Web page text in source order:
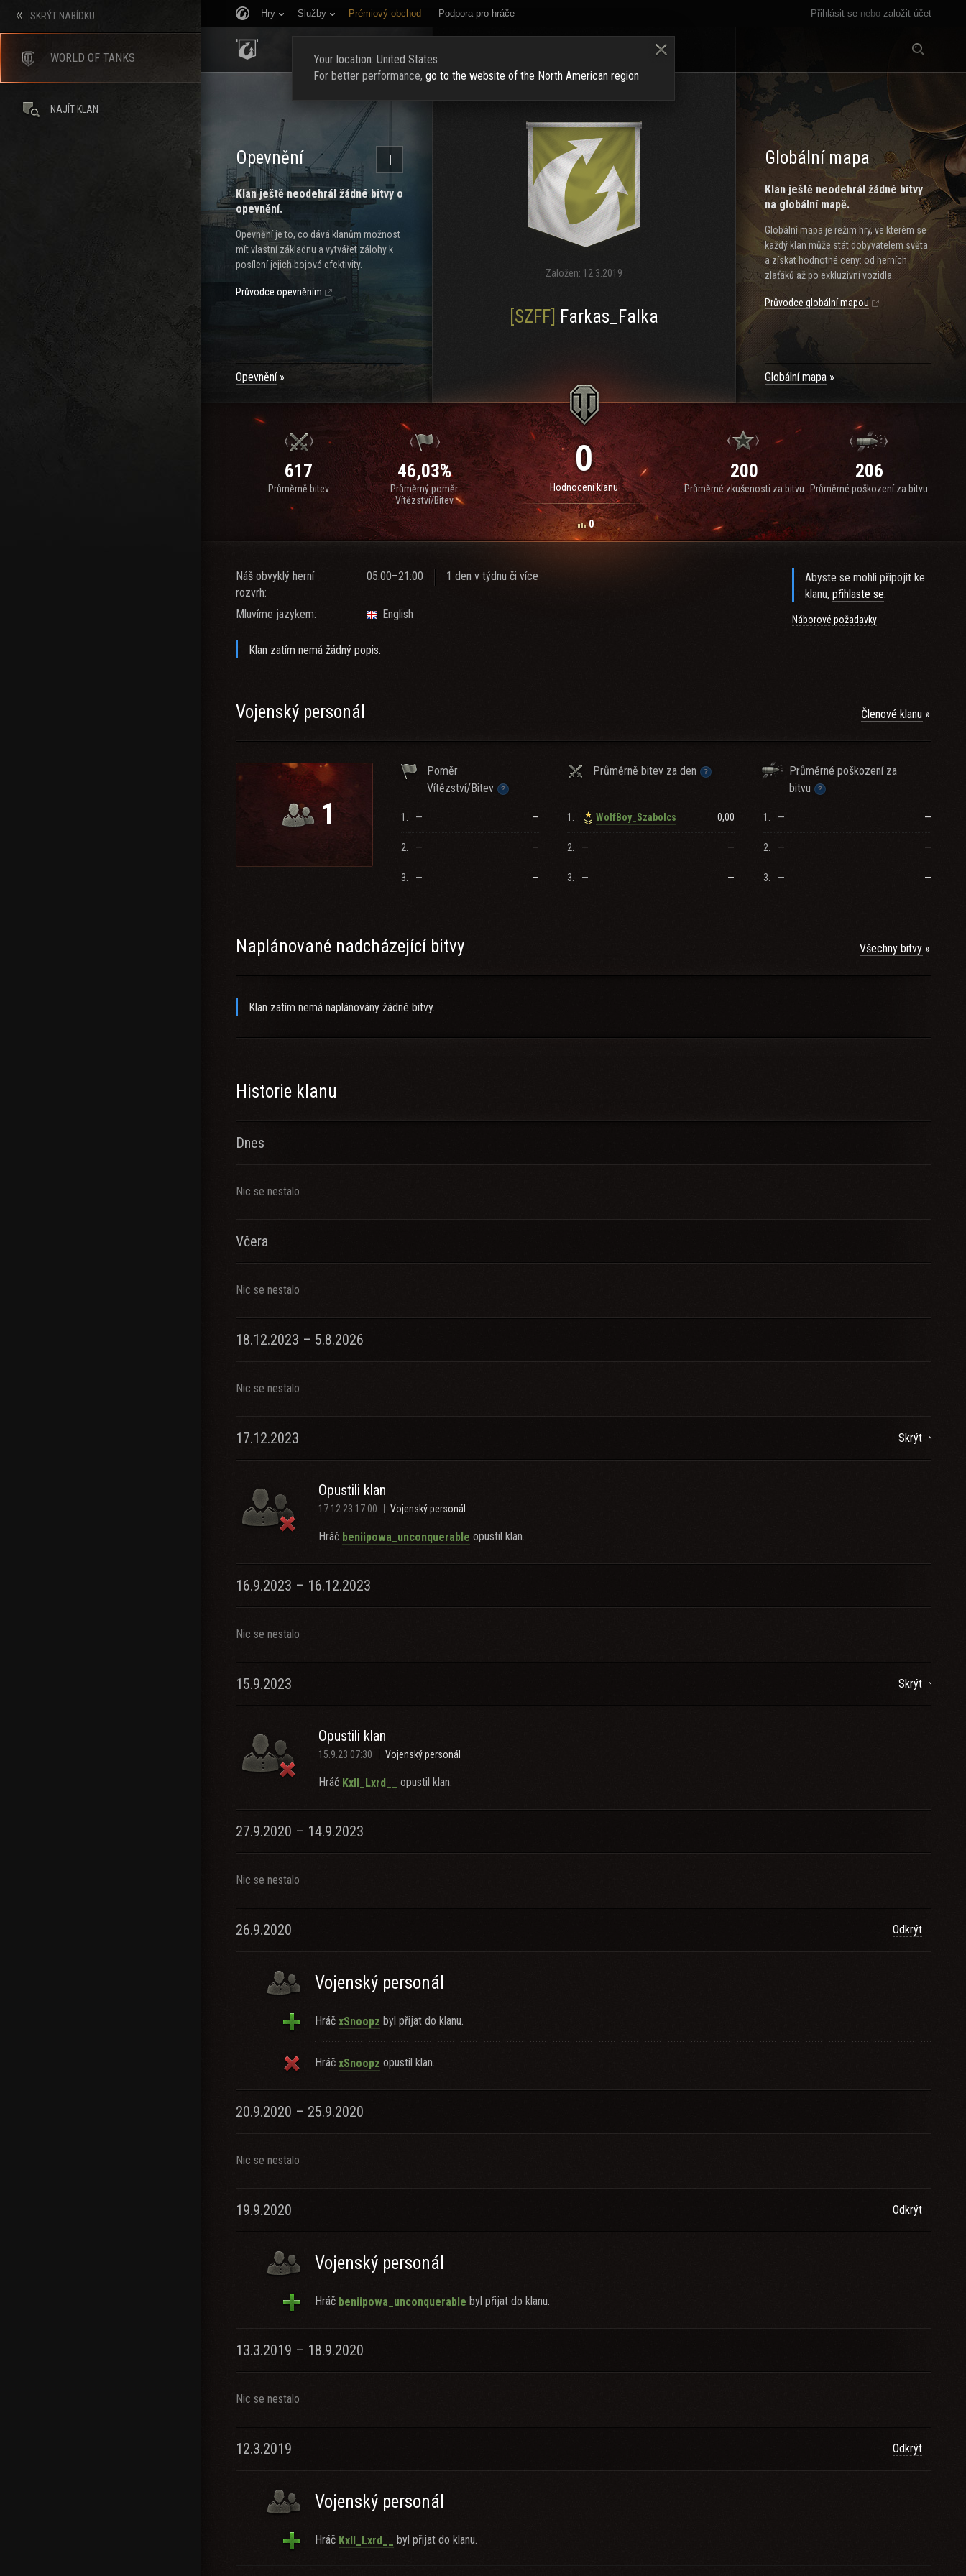
Přihlásit se nebo založit účet
Hry Služby Prémiový obchod Podpora pro hráče
NAVERBOVAT NOVÉ ČLENY
I
Opevnění
Klan ještě neodehrál žádné bitvy o
opevnění.
Opevnění je to, co dává klanům možnost
mít vlastní základnu a vytvářet zálohy k
posílení jejich bojové efektivity.
Průvodce opevněním
Opevnění
Založen: 12.3.2019
[SZFF] Farkas_Falka
Globální mapa
Klan ještě neodehrál žádné bitvy
na globální mapě.
Globální mapa je režim hry, ve kterém se
každý klan může stát dobyvatelem světa
a získat hodnotné ceny: od herních
zlaťáků až po exkluzivní vozidla.
Průvodce globální mapou
Globální mapa
617
Průměrně bitev
46,03%
Průměrný poměr
Vítězství/Bitev
0
Hodnocení klanu
0
200
Průměrné zkušenosti za bitvu
206
Průměrné poškození za bitvu
Náš obvyklý herní
rozvrh:
05:00–21:00 1 den v týdnu či více
Mluvíme jazykem: English
Klan zatím nemá žádný popis.
Abyste se mohli připojit ke
klanu,přihlaste se.
Náborové požadavky
Vojenský personál Členové klanu
1
Poměr
Vítězství/Bitev
Průměrně bitev za den
Průměrné poškození za
bitvu
1. — —
2. — —
3. — —
1. WolfBoy_Szabolcs 0,00
2. — —
3. — —
1. — —
2. — —
3. — —
Naplánované nadcházející bitvy Všechny bitvy
Klan zatím nemá naplánovány žádné bitvy.
Historie klanu
Dnes
Nic se nestalo
Včera
Nic se nestalo
18.12.2023 – 5.8.2026
Nic se nestalo
17.12.2023 Skrýt
Opustili klan
17.12.23 17:00 Vojenský personál
Hráč beniipowa_unconquerable opustil klan.
16.9.2023 – 16.12.2023
Nic se nestalo
15.9.2023 Skrýt
Opustili klan
15.9.23 07:30 Vojenský personál
Hráč Kxll_Lxrd__ opustil klan.
27.9.2020 – 14.9.2023
Nic se nestalo
26.9.2020 Odkrýt
Vojenský personál
Hráč xSnoopz byl přijat do klanu.
Hráč xSnoopz opustil klan.
20.9.2020 – 25.9.2020
Nic se nestalo
19.9.2020 Odkrýt
Vojenský personál
Hráč beniipowa_unconquerable byl přijat do klanu.
13.3.2019 – 18.9.2020
Nic se nestalo
12.3.2019 Odkrýt
Vojenský personál
Hráč Kxll_Lxrd__ byl přijat do klanu.
SKRÝT NABÍDKU
WORLD OF TANKS
NAJÍT KLAN
Your location: United States
For better performance, go to the website of the North American region